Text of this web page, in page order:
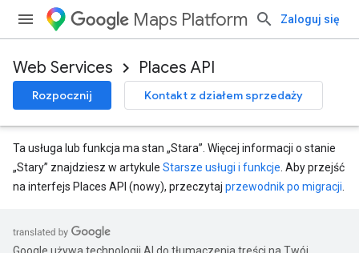
Maps Platform Zaloguj się
Web Services Places API
Rozpocznij Kontakt z działem sprzedaży
Ta usługa lub funkcja ma stan „Stara”. Więcej informacji o stanie
„Stary” znajdziesz w artykule Starsze usługi i funkcje . Aby przejść
na interfejs Places API (nowy), przeczytaj przewodnik po migracji